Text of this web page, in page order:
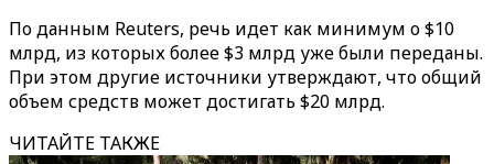
По данным Reuters, речь идет как минимум о $10
млрд, из которых более $3 млрд уже были переданы.
При этом другие источники утверждают, что общий
объем средств может достигать $20 млрд.
ЧИТАЙТЕ ТАКЖЕ